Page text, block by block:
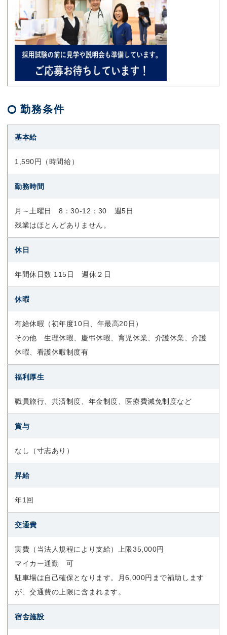
勤務条件
基本給
1,590円（時間給）
勤務時間
月～土曜日 8：30-12：30 週5日
残業はほとんどありません。
休日
年間休日数 115日 週休２日
休暇
有給休暇（初年度10日、年最高20日）
その他 生理休暇、慶弔休暇、育児休業、介護休業、介護
休暇、看護休暇制度有
福利厚生
職員旅行、共済制度、年金制度、医療費減免制度など
賞与
なし（寸志あり）
昇給
年1回
交通費
実費（当法人規程により支給）上限35,000円
マイカー通勤 可
駐車場は自己確保となります。月6,000円まで補助します
が、交通費の上限に含まれます。
宿舎施設